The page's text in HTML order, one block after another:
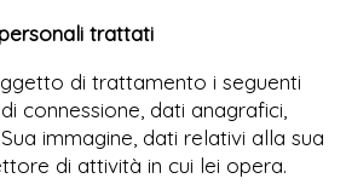
trattati
di trattamento i seguenti
connessione, dati anagrafici,
immagine, dati relativi alla sua
di attività in cui lei opera.